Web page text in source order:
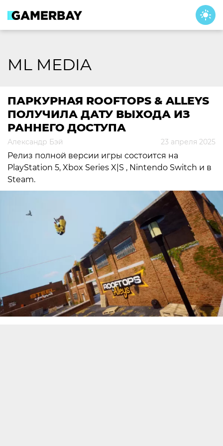
content
ML MEDIA
ПАРКУРНАЯ ROOFTOPS & ALLEYS
ПОЛУЧИЛА ДАТУ ВЫХОДА ИЗ
РАННЕГО ДОСТУПА
Александр Бэй 23 апреля 2025
Релиз полной версии игры состоится на
PlayStation 5, Xbox Series X|S , Nintendo Switch и в
Steam.